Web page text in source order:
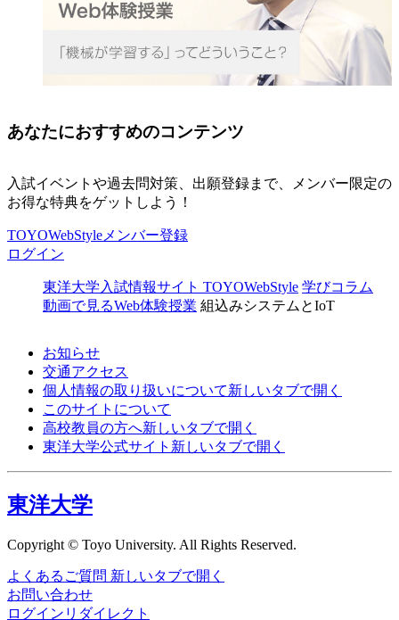
あなたにおすすめのコンテンツ
入試イベントや過去問対策、出願登録まで、メンバー限定の
お得な特典をゲットしよう！
TOYOWebStyleメンバー登録
ログイン
東洋大学入試情報サイト TOYOWebStyle 学びコラム
動画で見るWeb体験授業 組込みシステムとIoT
お知らせ
交通アクセス
個人情報の取り扱いについて新しいタブで開く
このサイトについて
高校教員の方へ新しいタブで開く
東洋大学公式サイト 新しいタブで開く
東洋大学
Copyright © Toyo University. All Rights Reserved.
よくあるご質問 新しいタブで開く
お問い合わせ
ログインリダイレクト